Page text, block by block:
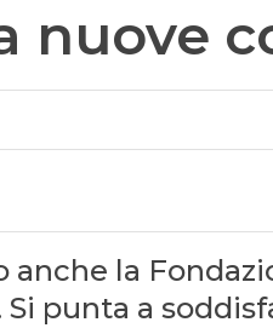
nuove
la
punta a